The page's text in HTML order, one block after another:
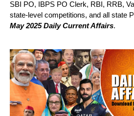
SBI PO, IBPS PO Clerk, RBI, RRB,
state-level competitions, and all state
May 2025 Daily Current Affairs.